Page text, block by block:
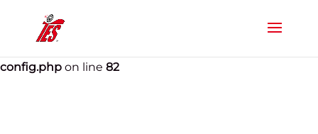
Warning: Constant WP_DEBUG already defined in
config.php on line 82